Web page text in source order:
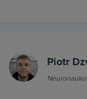
Piotr